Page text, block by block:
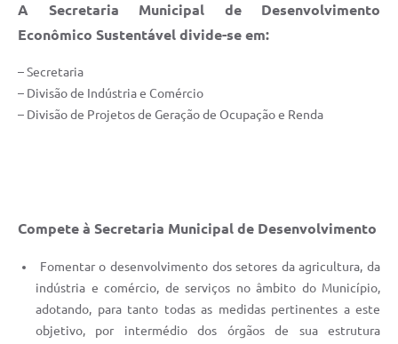
A Secretaria Municipal de Desenvolvimento
Econômico Sustentável divide-se em:
– Secretaria
– Divisão de Indústria e Comércio
– Divisão de Projetos de Geração de Ocupação e Renda
Compete à Secretaria Municipal de Desenvolvimento
Fomentar o desenvolvimento dos setores da agricultura, da
indústria e comércio, de serviços no âmbito do Município,
adotando, para tanto todas as medidas pertinentes a este
objetivo, por intermédio dos órgãos de sua estrutura